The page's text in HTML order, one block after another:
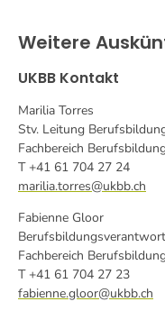
Weitere
UKBB Kontakt
Marilia Torres
Stv. Leitung
Fachbereich
T +41 61 704 27 24
marilia.torres@ukbb.ch
Fabienne Gloor
Fachbereich
T +41 61 704 27 23
fabienne.gloor@ukbb.ch